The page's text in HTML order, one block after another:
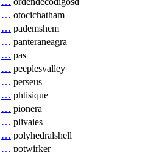
… otocichatham
… pademshem
… panteraneagra
… pas
… peeplesvalley
… perseus
… phtisique
… pionera
… plivaies
… polyhedralshell
… potwirker